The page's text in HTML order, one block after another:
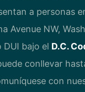
a personas
Avenue NW,
bajo el D.C.
conllevar
con